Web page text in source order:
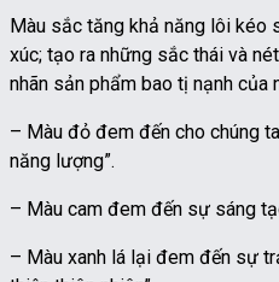
Màu sắc tăng khả năng lôi kéo
xúc; tạo ra những sắc thái và
nhãn sản phẩm bao tị nạnh của
– Màu đỏ đem đến cho chúng
năng lượng”.
– Màu cam đem đến sự sáng
– Màu xanh lá lại đem đến sự